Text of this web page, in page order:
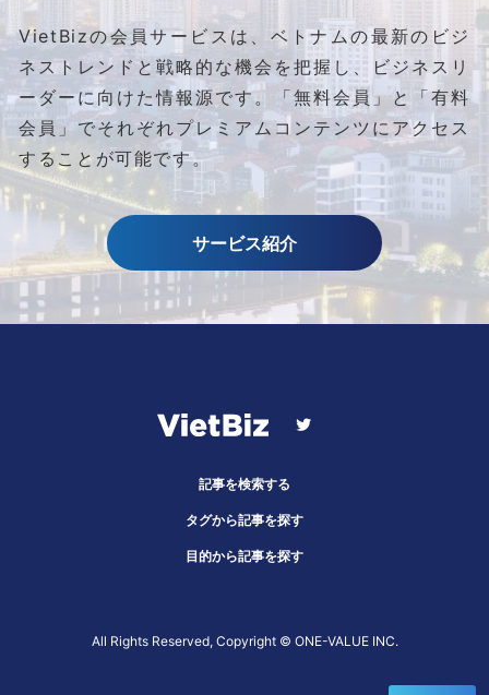
VietBizの会員サービスは、ベトナムの最新のビジ
ネストレンドと戦略的な機会を把握し、ビジネスリ
ーダーに向けた情報源です。
「無料会員」と「有料
会員」でそれぞれプレミアムコンテンツにアクセス
することが可能です。
サービス紹介
記事を検索する
タグから記事を探す
目的から記事を探す
All Rights Reserved, Copyright ©︎ ONE-VALUE INC.